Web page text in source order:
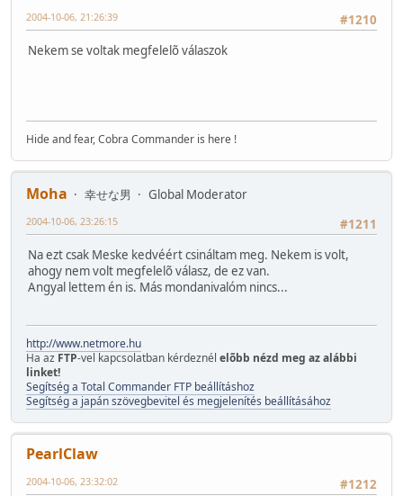
#1210
2004-10-06, 21:26:39
Nekem se voltak megfelelõ válaszok
Hide and fear, Cobra Commander is here !
Moha 幸せな男
Global Moderator
#1211
2004-10-06, 23:26:15
Na ezt csak Meske kedvéért csináltam meg. Nekem is volt,
ahogy nem volt megfelelõ válasz, de ez van.
Angyal lettem én is. Más mondanivalóm nincs...
http://www.netmore.hu
Ha az FTP-vel kapcsolatban kérdeznél elõbb nézd meg az alábbi
linket!
Segítség a Total Commander FTP beállításhoz
Segítség a japán szövegbevitel és megjelenítés beállításához
PearlClaw
#1212
2004-10-06, 23:32:02